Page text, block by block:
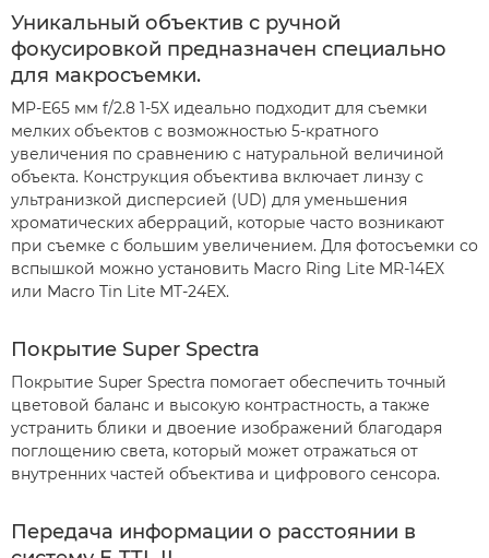
Уникальный объектив с ручной
фокусировкой предназначен специально
для макросъемки.
MP-E65 мм f/2.8 1-5X идеально подходит для съемки
мелких объектов с возможностью 5-кратного
увеличения по сравнению с натуральной величиной
объекта. Конструкция объектива включает линзу с
ультранизкой дисперсией (UD) для уменьшения
хроматических аберраций, которые часто возникают
при съемке с большим увеличением. Для фотосъемки со
вспышкой можно установить Macro Ring Lite MR-14EX
или Macro Tin Lite MT-24EX.
Покрытие Super Spectra
Покрытие Super Spectra помогает обеспечить точный
цветовой баланс и высокую контрастность, а также
устранить блики и двоение изображений благодаря
поглощению света, который может отражаться от
внутренних частей объектива и цифрового сенсора.
Передача информации о расстоянии в